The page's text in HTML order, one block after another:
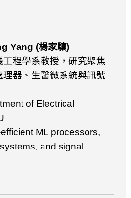
Yang (楊家驤)
工程學系教授，研究聚焦
理器、生醫微系統與訊號
of Electrical
ML processors,
and signal